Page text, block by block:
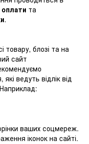
та
.
товару, блозі та на
сайт
ведуть відлік від
ваших соцмереж.
іконок на сайті.